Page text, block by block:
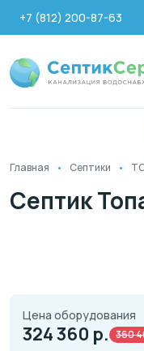
+7 (812) 200-87-63
Главная Септики
Септик
Цена оборудования
324 360 р. 360